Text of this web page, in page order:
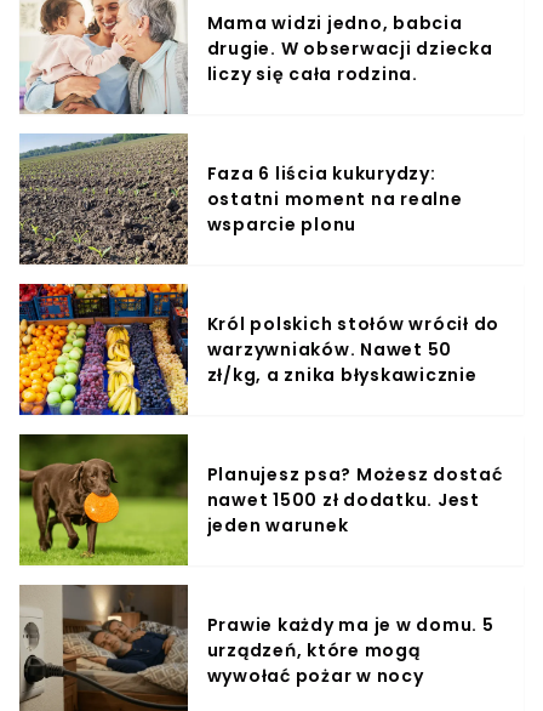
Mama widzi jedno, babcia
drugie. W obserwacji dziecka
liczy się cała rodzina.
Faza 6 liścia kukurydzy:
ostatni moment na realne
wsparcie plonu
Król polskich stołów wrócił do
warzywniaków. Nawet 50
zł/kg, a znika błyskawicznie
Planujesz psa? Możesz dostać
nawet 1500 zł dodatku. Jest
jeden warunek
Prawie każdy ma je w domu. 5
urządzeń, które mogą
wywołać pożar w nocy